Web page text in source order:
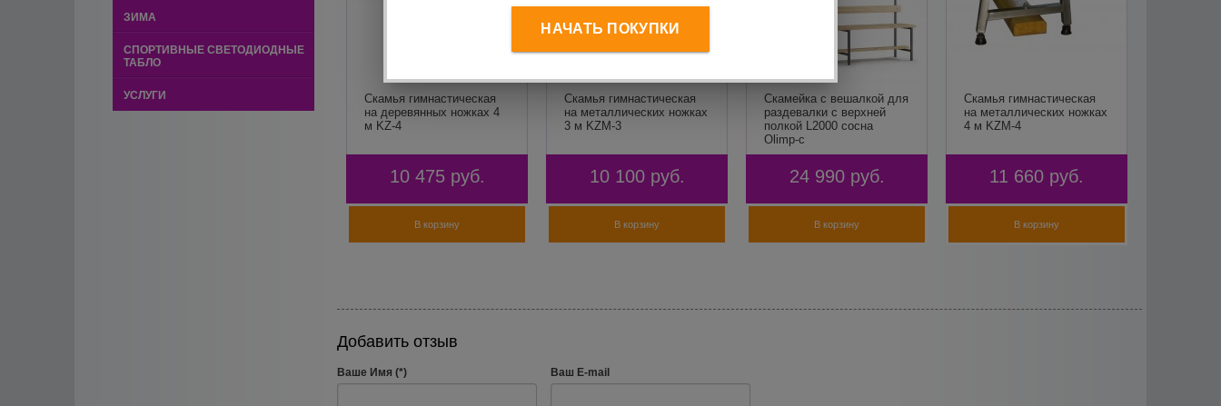
ЗИМА
СПОРТИВНЫЕ СВЕТОДИОДНЫЕ
ТАБЛО
УСЛУГИ
Скамья гимнастическая
на деревянных ножках 4
м KZ-4
10 475 руб.
В корзину
Скамья гимнастическая
на металлических ножках
3 м KZM-3
10 100 руб.
В корзину
Скамейка с вешалкой для
раздевалки с верхней
полкой L2000 сосна
Olimp-c
24 990 руб.
В корзину
Скамья гимнастическая
на металлических ножках
4 м KZM-4
11 660 руб.
В корзину
Добавить отзыв
Ваше Имя (*) Ваш E-mail
НАЧАТЬ ПОКУПКИ